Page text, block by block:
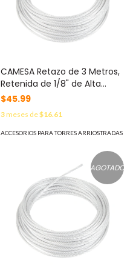
CAMESA Retazo de 3 Metros,
Retenida de 1/8" de Alta
Resistencia, Galvanizado
clase A. MOD: S-RET-
318CAM*3MTS
$45.99
3meses de$16.61
ACCESORIOS PARA TORRES ARRIOSTRADAS
AGOTADO